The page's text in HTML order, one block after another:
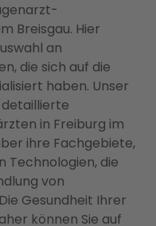
Breisgau. Hier
an
die sich auf die
haben. Unser
in Freiburg im
ihre Fachgebiete,
Technologien, die
von
Gesundheit Ihrer
können Sie auf